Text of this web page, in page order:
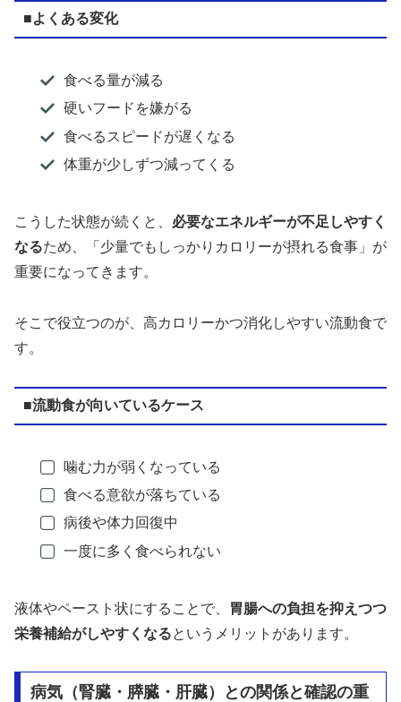
■よくある変化
食べる量が減る
硬いフードを嫌がる
食べるスピードが遅くなる
体重が少しずつ減ってくる
こうした状態が続くと、 必要なエネルギーが不足しやすく
なるため、「少量でもしっかりカロリーが摂れる食事」が
重要になってきます。
そこで役立つのが、高カロリーかつ消化しやすい流動食で
す。
■流動食が向いているケース
噛む力が弱くなっている
食べる意欲が落ちている
病後や体力回復中
一度に多く食べられない
液体やペースト状にすることで、
胃腸への負担を抑えつつ
栄養補給がしやすくなるというメリットがあります。
病気（腎臓・膵臓・肝臓）との関係と確認の重